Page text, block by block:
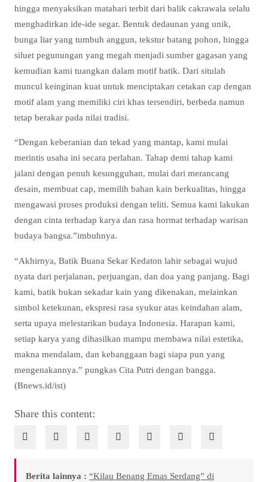
hingga menyaksikan matahari terbit dari balik cakrawala selalu
menghadirkan ide-ide segar. Bentuk dedaunan yang unik,
bunga liar yang tumbuh anggun, tekstur batang pohon, hingga
siluet pegunungan yang megah menjadi sumber gagasan yang
kemudian kami tuangkan dalam motif batik. Dari situlah
muncul keinginan kuat untuk menciptakan cetakan cap dengan
motif alam yang memiliki ciri khas tersendiri, berbeda namun
tetap berakar pada nilai tradisi.
“Dengan keberanian dan tekad yang mantap, kami mulai
merintis usaha ini secara perlahan. Tahap demi tahap kami
jalani dengan penuh kesungguhan, mulai dari merancang
desain, membuat cap, memilih bahan kain berkualitas, hingga
mengawasi proses produksi dengan teliti. Semua kami lakukan
dengan cinta terhadap karya dan rasa hormat terhadap warisan
budaya bangsa.”imbuhnya.
“Akhirnya, Batik Buana Sekar Kedaton lahir sebagai wujud
nyata dari perjalanan, perjuangan, dan doa yang panjang. Bagi
kami, batik bukan sekadar kain yang dikenakan, melainkan
simbol ketekunan, ekspresi rasa syukur atas keindahan alam,
serta upaya melestarikan budaya Indonesia. Harapan kami,
setiap karya yang dihasilkan mampu membawa nilai estetika,
makna mendalam, dan kebanggaan bagi siapa pun yang
mengenakannya.” pungkas Cita Putri dengan bangga.
(Bnews.id/ist)
Share this content:
Berita lainnya : “Kilau Benang Emas Serdang” di